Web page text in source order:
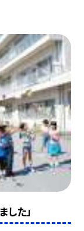
た」